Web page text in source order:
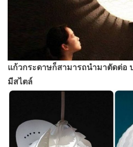
แก้วกระดาษก็สามารถนำมาตัดต่อ
มีสไตล์